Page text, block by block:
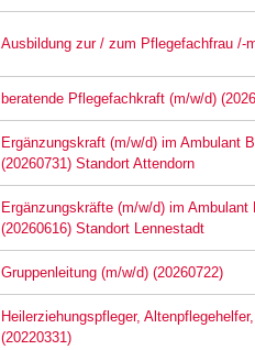
Ausbildung zur / zum Pflegefachfrau /-
beratende Pflegefachkraft (m/w/d)
Ergänzungskraft (m/w/d) im Ambulant
(20260731) Standort Attendorn
Ergänzungskräfte (m/w/d) im Ambulant
(20260616) Standort Lennestadt
Gruppenleitung (m/w/d) (20260722)
Heilerziehungspfleger,
(20220331)